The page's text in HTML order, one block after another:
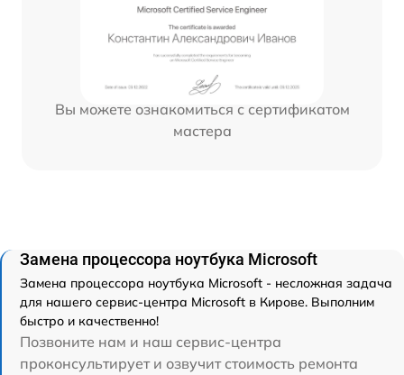
Вы можете ознакомиться с сертификатом
мастера
Замена процессора ноутбука Microsoft
Замена процессора ноутбука Microsoft - несложная задача
для нашего сервис-центра Microsoft в Кирове. Выполним
быстро и качественно!
Позвоните нам и наш сервис-центра
проконсультирует и озвучит стоимость ремонта